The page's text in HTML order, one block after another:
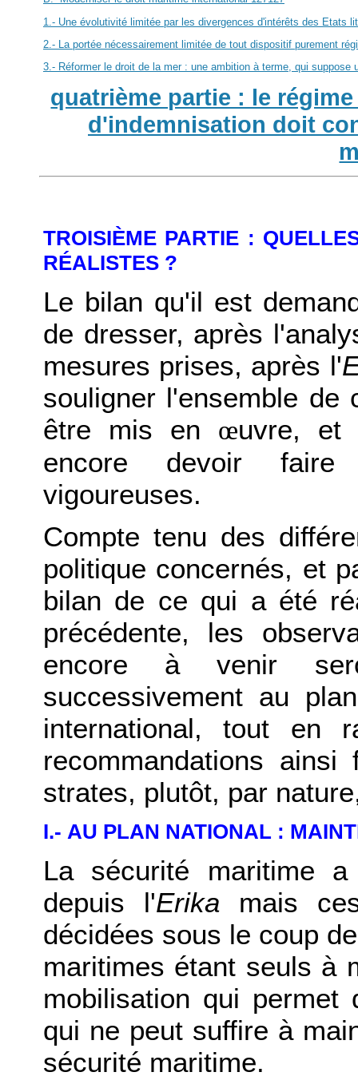
1.- Une évolutivité limitée par les divergences d'intérêts des Etats
2.- La portée nécessairement limitée de tout dispositif purement
3.- Réformer le droit de la mer : une ambition à terme, qui suppose
quatrième partie : le
d'indemnisation doit
TROISIÈME PARTIE :
RÉALISTES ?
Le bilan qu'il est
de dresser, après
mesures prises, après l'
souligner l'ensemble
être mis en œuvre, et
encore devoir faire
vigoureuses.
Compte tenu des
politique concernés, et
bilan de ce qui a été
précédente, les
encore à venir
successivement au
international, tout en
recommandations
strates, plutôt, par
I.- AU PLAN NATIONAL :
La sécurité maritime a
depuis l'Erika mais
décidées sous le coup
maritimes étant seuls à
mobilisation qui
qui ne peut suffire à
sécurité maritime.